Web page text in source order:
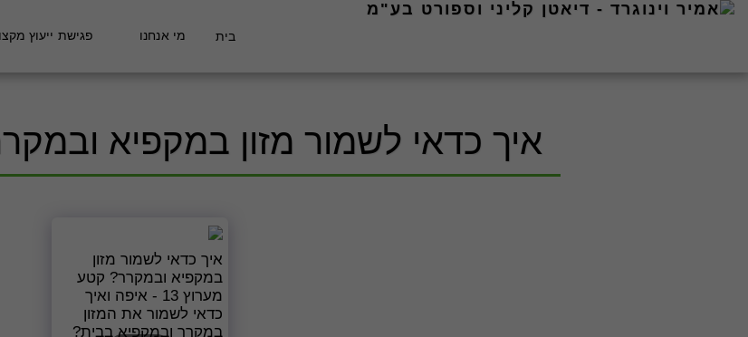
בית מי אנחנו פגישת ייעוץ
איך כדאי לשמור מזון במקפיא
איך כדאי לשמור מזון
במקפיא ובמקרר? קטע
מערוץ 13 - איפה ואיך
כדאי לשמור את המזון
במקרר ובמקפיא בבית?